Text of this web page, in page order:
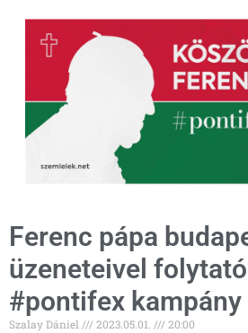
Ferenc pápa
üzeneteivel
#pontifex kampány
Szalay Dániel 2023.05.01. 20:00